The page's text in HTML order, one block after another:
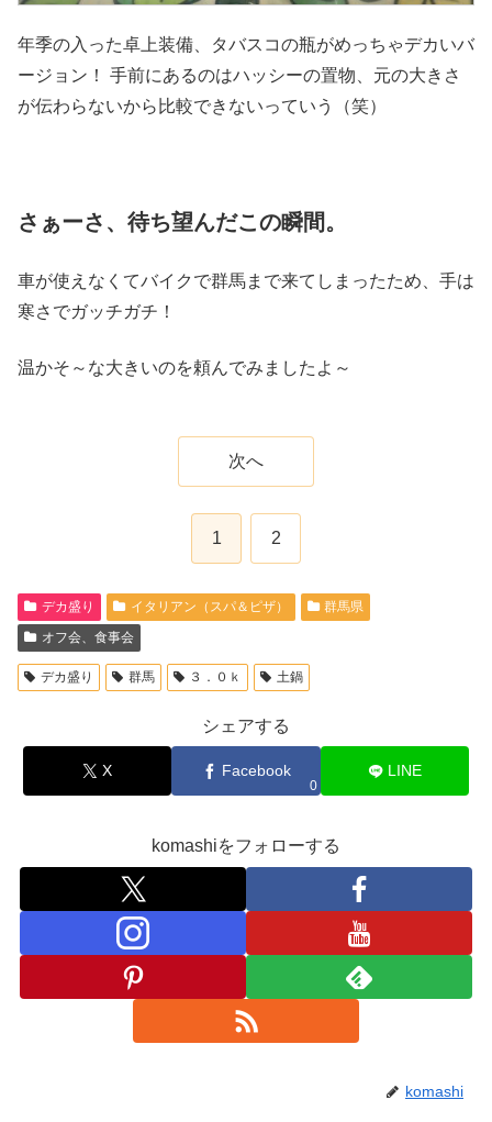
年季の入った卓上装備、タバスコの瓶がめっちゃデカいバ
ージョン！ 手前にあるのはハッシーの置物、元の大きさ
が伝わらないから比較できないっていう（笑）
さぁーさ、待ち望んだこの瞬間。
車が使えなくてバイクで群馬まで来てしまったため、手は
寒さでガッチガチ！
温かそ～な大きいのを頼んでみましたよ～
次へ
1 2
デカ盛り イタリアン（スパ＆ピザ）
群馬県
オフ会、食事会
デカ盛り 群馬 ３．０ｋ 土鍋
シェアする
X Facebook
0
LINE
komashiをフォローする
komashi